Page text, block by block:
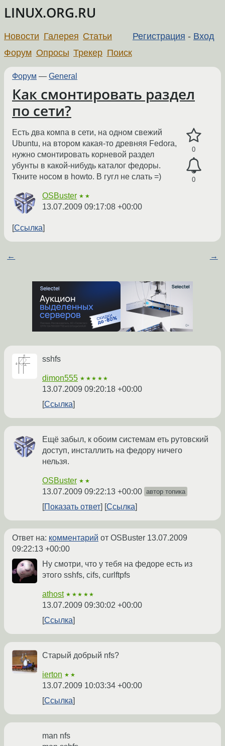
LINUX.ORG.RU
Регистрация - Вход
Новости Галерея Статьи
Форум Опросы Трекер Поиск
Форум — General
Как смонтировать раздел
по сети?
0
0
Есть два компа в сети, на одном свежий
Ubuntu, на втором какая-то древняя Fedora,
нужно смонтировать корневой раздел
убунты в какой-нибудь каталог федоры.
Ткните носом в howto. В гугл не слать =)
OSBuster ★★
13.07.2009 09:17:08 +00:00
Ссылка
← →
sshfs
dimon555 ★★★★★
13.07.2009 09:20:18 +00:00
Ссылка
Ещё забыл, к обоим системам еть рутовский
доступ, инсталлить на федору ничего
нельзя.
OSBuster ★★
13.07.2009 09:22:13 +00:00 автор топика
Показать ответ Ссылка
Ответ на: комментарий от OSBuster 13.07.2009
09:22:13 +00:00
Ну смотри, что у тебя на федоре есть из
этого sshfs, cifs, curlftpfs
athost ★★★★★
13.07.2009 09:30:02 +00:00
Ссылка
Старый добрый nfs?
ierton ★★
13.07.2009 10:03:34 +00:00
Ссылка
man nfs